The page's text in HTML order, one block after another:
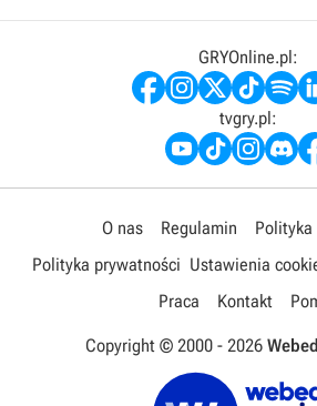
GRYOnline.pl:
tvgry.pl:
O nas Regulamin
Polityka
Polityka prywatności Ustawienia
Praca
Kontakt
Copyright © 2000 - 2026